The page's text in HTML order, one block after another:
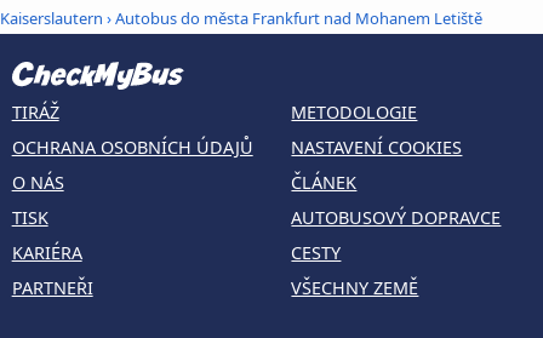
Kaiserslautern ›Autobus do města Frankfurt nad Mohanem Letiště
TIRÁŽ
OCHRANA OSOBNÍCH ÚDAJŮ
O NÁS
TISK
KARIÉRA
PARTNEŘI
METODOLOGIE
NASTAVENÍ COOKIES
ČLÁNEK
AUTOBUSOVÝ DOPRAVCE
CESTY
VŠECHNY ZEMĚ